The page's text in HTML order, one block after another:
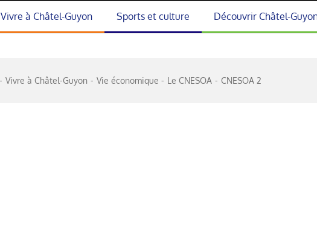
Vivre à Châtel-Guyon Sports et culture Découvrir Châtel-
Vivre à Châtel-Guyon Vie économique Le CNESOA CNESOA 2